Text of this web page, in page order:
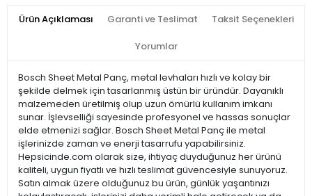
Ürün Açıklaması Garanti ve Teslimat Taksit Seçenekleri
Yorumlar
Bosch Sheet Metal Panç, metal levhaları hızlı ve kolay bir
şekilde delmek için tasarlanmış üstün bir üründür. Dayanıklı
malzemeden üretilmiş olup uzun ömürlü kullanım imkanı
sunar. İşlevselliği sayesinde profesyonel ve hassas sonuçlar
elde etmenizi sağlar. Bosch Sheet Metal Panç ile metal
işlerinizde zaman ve enerji tasarrufu yapabilirsiniz.
Hepsicinde.com olarak size, ihtiyaç duyduğunuz her ürünü
kaliteli, uygun fiyatlı ve hızlı teslimat güvencesiyle sunuyoruz.
Satın almak üzere olduğunuz bu ürün, günlük yaşantınızı